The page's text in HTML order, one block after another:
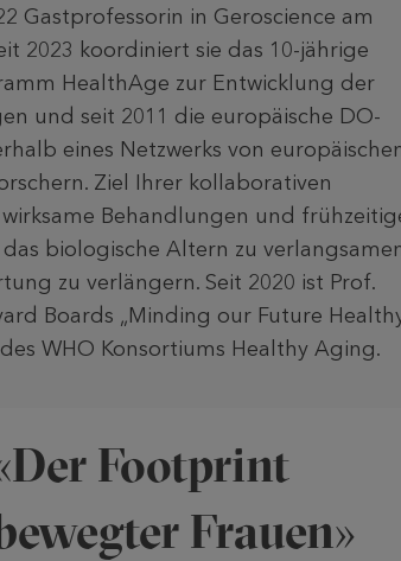
Gastprofessorin in Geroscience am
2023 koordiniert sie das 10-jährige
HealthAge zur Entwicklung der
und seit 2011 die europäische DO-
eines Netzwerks von
Ziel Ihrer kollaborativen
Behandlungen und
biologische Altern zu
zu verlängern. Seit 2020 ist Prof.
Boards „Minding our Future
WHO Konsortiums Healthy Aging.
Footprint
Frauen»